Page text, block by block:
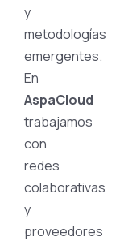
y
metodologías
emergentes.
En
AspaCloud
trabajamos
con
redes
colaborativas
y
proveedores